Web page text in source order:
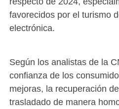
favorecidos por el turismo
electrónica.
Según los analistas de la
confianza de los
mejoras, la recuperación
trasladado de manera